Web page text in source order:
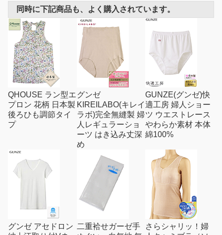
同時に下記商品も、よく購入されています。
QHOUSE ラン型エ
プロン 花柄 日本製
後ろひも調節タイ
プ
グンゼ
KIREILABO(キレイ
ラボ)完全無縫製 婦
人レギュラーショ
ーツ はき込み丈深
め
GUNZE(グンゼ)快
適工房 婦人ショー
ツ ウエストレース
やわらか素材 本体
綿100%
グンゼ アセドロン 二重袷せガーゼ手
さらシャリッ！婦